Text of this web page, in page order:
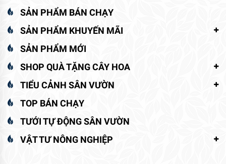
SẢN PHẨM BÁN CHẠY
SẢN PHẨM KHUYẾN MÃI
SẢN PHẨM MỚI
SHOP QUÀ TẶNG CÂY HOA
TIỂU CẢNH SÂN VƯỜN
TOP BÁN CHẠY
TƯỚI TỰ ĐỘNG SÂN VƯỜN
VẬT TƯ NÔNG NGHIỆP